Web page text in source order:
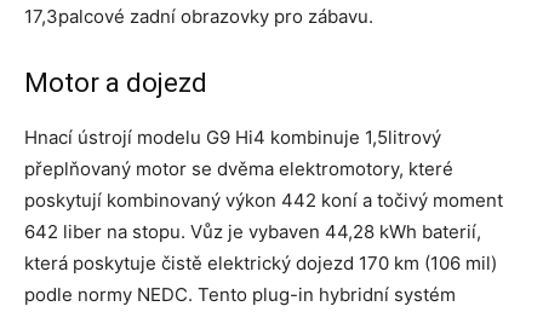
17,3palcové zadní obrazovky pro zábavu.
Motor a dojezd
Hnací ústrojí modelu G9 Hi4 kombinuje 1,5litrový
přeplňovaný motor se dvěma elektromotory, které
poskytují kombinovaný výkon 442 koní a točivý moment
642 liber na stopu. Vůz je vybaven 44,28 kWh baterií,
která poskytuje čistě elektrický dojezd 170 km (106 mil)
podle normy NEDC. Tento plug-in hybridní systém